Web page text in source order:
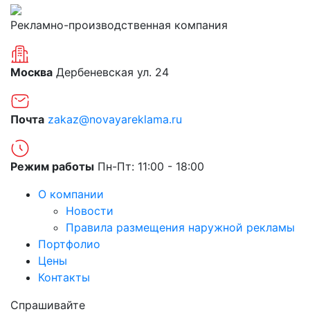
Рекламно-производственная компания
Москва Дербеневская ул. 24
Почта zakaz@novayareklama.ru
Режим работы Пн-Пт: 11:00 - 18:00
О компании
Новости
Правила размещения наружной рекламы
Портфолио
Цены
Контакты
Спрашивайте